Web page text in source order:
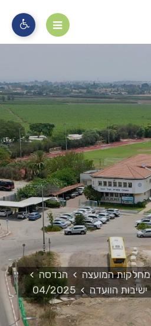
מחלקות המועצה
הנדסה
ישיבות הוועדה 04/2025